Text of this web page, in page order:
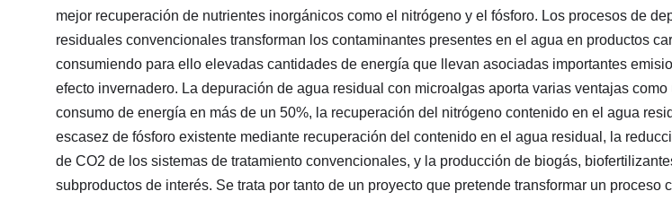
mejor recuperación de nutrientes inorgánicos como el nitrógeno y el fósforo. Los procesos de
residuales convencionales transforman los contaminantes presentes en el agua en productos
consumiendo para ello elevadas cantidades de energía que llevan asociadas importantes
efecto invernadero. La depuración de agua residual con microalgas aporta varias ventajas como
consumo de energía en más de un 50%, la recuperación del nitrógeno contenido en el agua
escasez de fósforo existente mediante recuperación del contenido en el agua residual, la
de CO2 de los sistemas de tratamiento convencionales, y la producción de biogás,
subproductos de interés. Se trata por tanto de un proyecto que pretende transformar un proceso